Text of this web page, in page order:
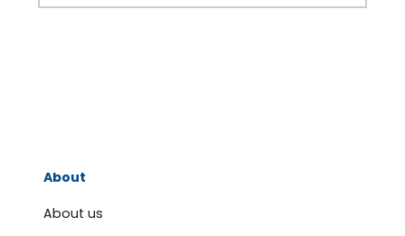
About
About us